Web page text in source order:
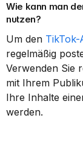
Wie kann man
nutzen?
Um den TikTok-
regelmäßig
Verwenden Sie
mit Ihrem
Ihre Inhalte
werden.